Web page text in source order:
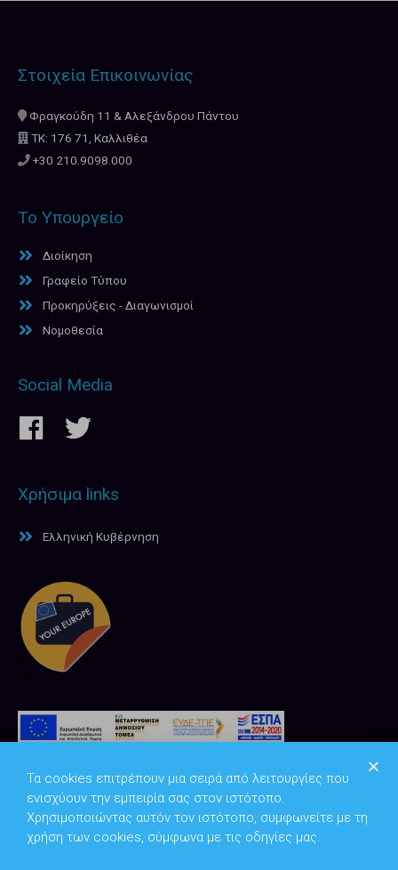
Στοιχεία Επικοινωνίας
Φραγκούδη 11 & Αλεξάνδρου Πάντου
ΤΚ: 176 71, Καλλιθέα
+30 210.9098.000
Το Υπουργείο
Διοίκηση
Γραφείο Τύπου
Προκηρύξεις - Διαγωνισμοί
Νομοθεσία
Social Media
Χρήσιμα links
Ελληνική Κυβέρνηση
Τα cookies επιτρέπουν μια σειρά από λειτουργίες που
ενισχύουν την εμπειρία σας στον ιστότοπο.
Χρησιμοποιώντας αυτόν τον ιστότοπο, συμφωνείτε με τη
χρήση των cookies, σύμφωνα με τις οδηγίες μας.